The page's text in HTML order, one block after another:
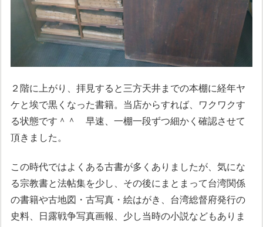
２階に上がり、拝見すると三方天井までの本棚に経年ヤ
ケと埃で黒くなった書籍。当店からすれば、ワクワクす
る状態です＾＾ 早速、一棚一段ずつ細かく確認させて
頂きました。
この時代ではよくある古書が多くありましたが、気にな
る宗教書と法帖集を少し、その後にまとまって台湾関係
の書籍や古地図・古写真・絵はがき、台湾総督府発行の
史料、日露戦争写真画報、少し当時の小説などもありま